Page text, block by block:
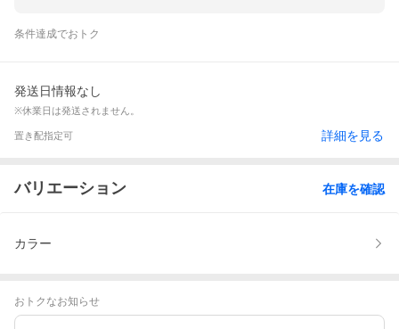
条件達成でおトク
発送日情報なし
※休業日は発送されません。
置き配指定可 詳細を見る
バリエーション 在庫を確認
カラー
おトクなお知らせ